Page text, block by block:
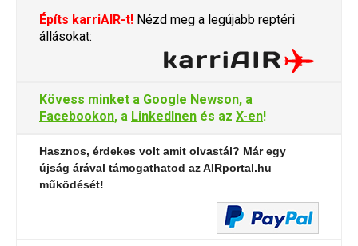
Építs karriAIR-t! Nézd meg a legújabb reptéri
állásokat:
Kövess minket a Google Newson, a
Facebookon, a LinkedInen és az X-en!
Hasznos, érdekes volt amit olvastál? Már egy
újság árával támogathatod az AIRportal.hu
működését!